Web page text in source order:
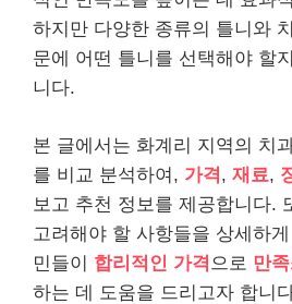
하지만 다양한 종류의 틀니와
문에 어떤 틀니를 선택해야 할
니다.
본 글에서는 화계리 지역의 치
를 비교 분석하여, 가격 , 재료,
보고 추천 정보를 제공합니다.
고려해야 할 사항들을 상세하
민들이 합리적인 가격 으로 만
하는 데 도움을 드리고자 합니